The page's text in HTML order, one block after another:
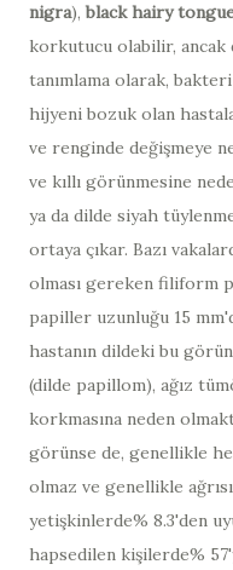
nigra), black hairy
korkutucu olabilir, ancak
tanımlama olarak,
hijyeni bozuk olan
ve renginde değişmeye
ve kıllı görünmesine
ya da dilde siyah
ortaya çıkar. Bazı
olması gereken filiform
papiller uzunluğu 15
hastanın dildeki bu
(dilde papillom), ağız
korkmasına neden
görünse de, genellikle
olmaz ve genellikle
yetişkinlerde% 8.3'den
hapsedilen kişilerde%